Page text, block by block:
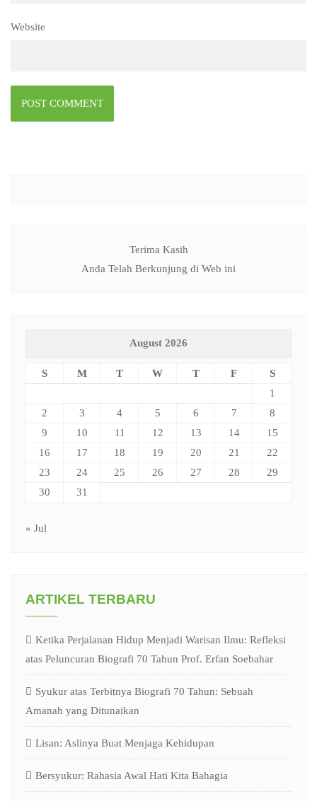
Website
Terima Kasih
Anda Telah Berkunjung di Web ini
August 2026
S M T W T F
S
1
2
3 4 5 6 7
8
9
10 11 12 13 14
15
16
17 18 19 20 21
22
23
24 25 26 27 28
29
30
31
« Jul
ARTIKEL TERBARU
Ketika Perjalanan Hidup Menjadi Warisan Ilmu: Refleksi
atas Peluncuran Biografi 70 Tahun Prof. Erfan Soebahar
Syukur atas Terbitnya Biografi 70 Tahun: Sebuah
Amanah yang Ditunaikan
Lisan: Aslinya Buat Menjaga Kehidupan
Bersyukur: Rahasia Awal Hati Kita Bahagia